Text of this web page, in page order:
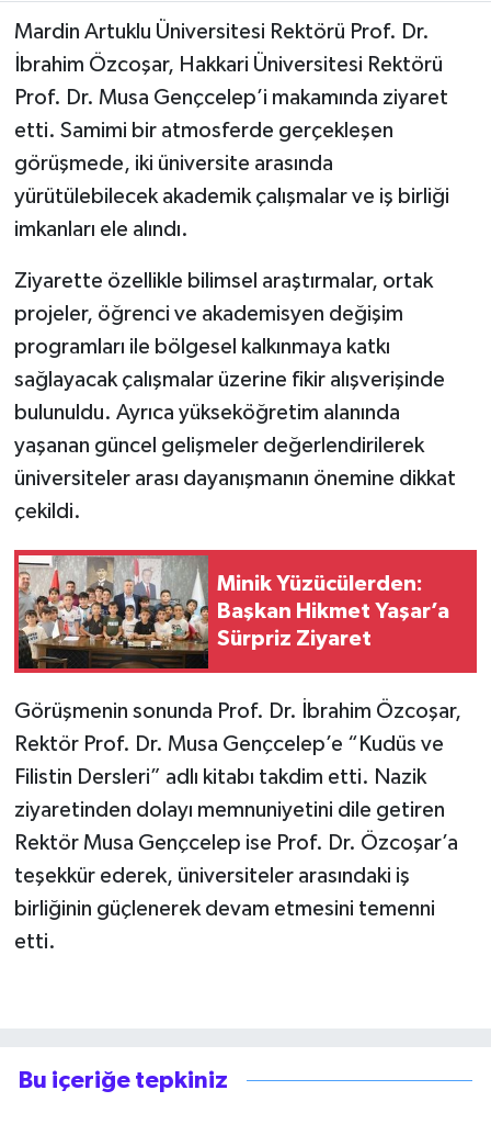
Mardin Artuklu Üniversitesi Rektörü Prof. Dr.
İbrahim Özcoşar, Hakkari Üniversitesi Rektörü
Prof. Dr. Musa Gençcelep’i makamında ziyaret
etti. Samimi bir atmosferde gerçekleşen
görüşmede, iki üniversite arasında
yürütülebilecek akademik çalışmalar ve iş birliği
imkanları ele alındı.
Ziyarette özellikle bilimsel araştırmalar, ortak
projeler, öğrenci ve akademisyen değişim
programları ile bölgesel kalkınmaya katkı
sağlayacak çalışmalar üzerine fikir alışverişinde
bulunuldu. Ayrıca yükseköğretim alanında
yaşanan güncel gelişmeler değerlendirilerek
üniversiteler arası dayanışmanın önemine dikkat
çekildi.
Minik Yüzücülerden:
Başkan Hikmet Yaşar’a
Sürpriz Ziyaret
Görüşmenin sonunda Prof. Dr. İbrahim Özcoşar,
Rektör Prof. Dr. Musa Gençcelep’e “Kudüs ve
Filistin Dersleri” adlı kitabı takdim etti. Nazik
ziyaretinden dolayı memnuniyetini dile getiren
Rektör Musa Gençcelep ise Prof. Dr. Özcoşar’a
teşekkür ederek, üniversiteler arasındaki iş
birliğinin güçlenerek devam etmesini temenni
etti.
Bu içeriğe tepkiniz
SAĞLIK
SİYASET
SPOR
YAŞAM